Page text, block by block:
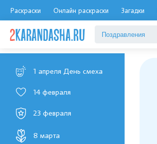
Раскраски Онлайн раскраски Загадки
1 апреля День смеха
14 февраля
23 февраля
8 марта